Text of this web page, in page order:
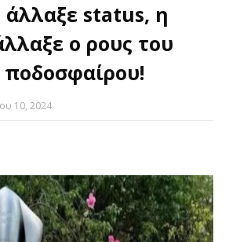
άλλαξε status, η
ο ρους του
10, 2024